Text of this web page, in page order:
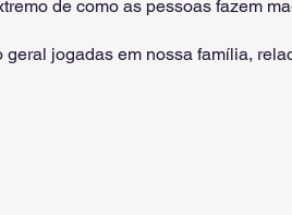
de como as pessoas fazem
jogadas em nossa família,
de alguém na magia,